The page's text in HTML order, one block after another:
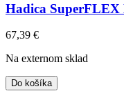
Hadica SuperFLEX
67,39 €
Na externom sklad
Do košíka